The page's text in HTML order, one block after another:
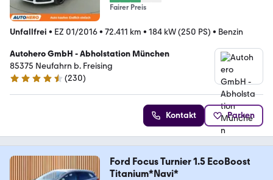
Fairer Preis
Unfallfrei • EZ 01/2016• 72.411 km • 184 kW (250 PS) • Benzin
Autohero GmbH - Abholstation München
85375 Neufahrn b. Freising
4.4 Sterne
(230)
Kontakt Parken
Ford Focus Turnier 1.5 EcoBoost
Titanium*Navi*